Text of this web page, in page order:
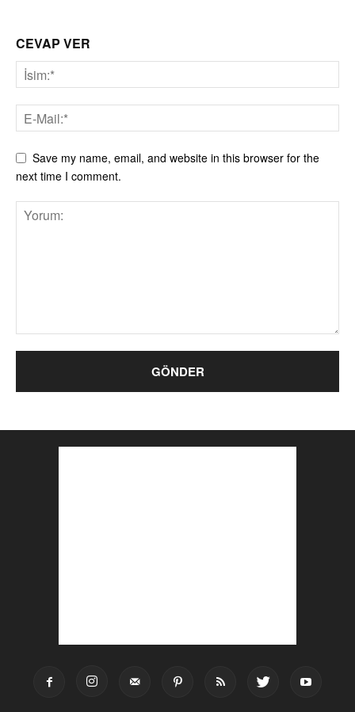
CEVAP VER
Save my name, email, and website in this browser for the
next time I comment.